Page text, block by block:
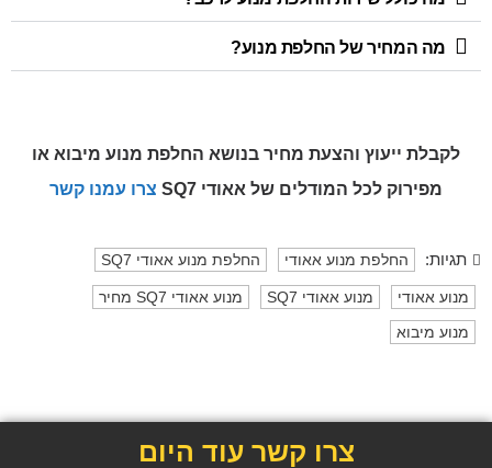
מה המחיר של החלפת מנוע?
לקבלת ייעוץ והצעת מחיר בנושא החלפת מנוע מיבוא או
מפירוק לכל המודלים של אאודי SQ7 צרו עמנו קשר
תגיות: החלפת מנוע אאודי החלפת מנוע אאודי SQ7
מנוע אאודי מנוע אאודי SQ7
מנוע אאודי SQ7 מחיר
מנוע מיבוא
צרו קשר עוד היום